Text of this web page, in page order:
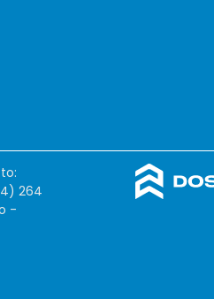
264
-